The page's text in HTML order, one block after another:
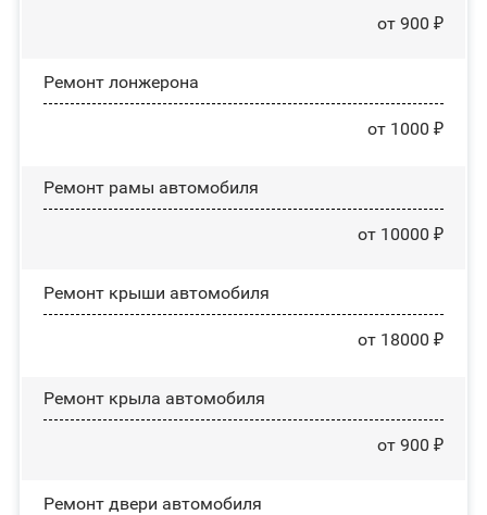
от 900 ₽
Ремонт лонжерона
от 1000 ₽
Ремонт рамы автомобиля
от 10000 ₽
Ремонт крыши автомобиля
от 18000 ₽
Ремонт крыла автомобиля
от 900 ₽
Ремонт двери автомобиля